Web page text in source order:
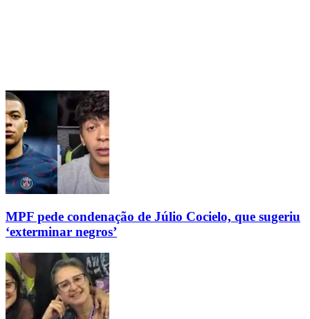
MPF pede condenação de Júlio Cocielo, que sugeriu
‘exterminar negros’